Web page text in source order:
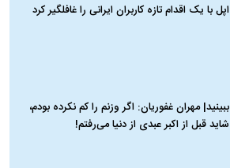
اپل با یک اقدام تازه کاربران ایرانی را غافلگیر کرد
ببینید| مهران غفوریان: اگر وزنم را کم نکرده بودم،
شاید قبل از اکبر عبدی از دنیا می‌رفتم!